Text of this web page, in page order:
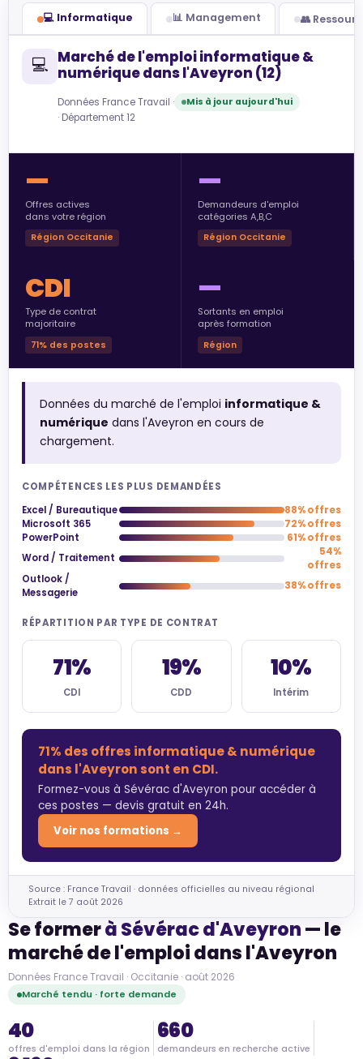
💻 Informatique 📊 Management 👥
💻 Marché de l'emploi informatique &
numérique dans l'Aveyron (12)
Données France Travail · Mis à jour aujourd'hui
· Département 12
—
Offres actives
dans votre région
Région Occitanie
—
Demandeurs d'emploi
catégories A,B,C
Région Occitanie
CDI
Type de contrat
majoritaire
71% des postes
—
Sortants en emploi
après formation
Région
Données du marché de l'emploi informatique &
numérique dans l'Aveyron en cours de
chargement.
COMPÉTENCES LES PLUS DEMANDÉES
Excel / Bureautique
88% offres
Microsoft 365
72% offres
PowerPoint
61% offres
Word / Traitement
54%
offres
Outlook /
Messagerie
38% offres
RÉPARTITION PAR TYPE DE CONTRAT
71%
CDI
19%
CDD
10%
Intérim
71% des offres informatique & numérique
dans l'Aveyron sont en CDI.
Formez-vous à Sévérac d'Aveyron pour accéder à
ces postes — devis gratuit en 24h.
Voir nos formations →
Source : France Travail · données officielles au niveau régional
Extrait le 7 août 2026
Se formerà Sévérac d'Aveyron— le
marché de l'emploi dans l'Aveyron
Données France Travail · Occitanie · août 2026
Marché tendu · forte demande
40
offres d'emploi dans la région
660
demandeurs en recherche active